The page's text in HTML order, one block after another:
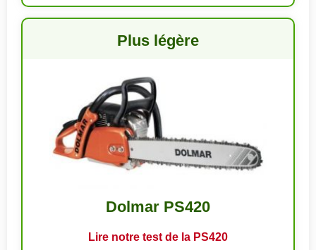
Plus légère
Dolmar PS420
Lire notre test de la PS420